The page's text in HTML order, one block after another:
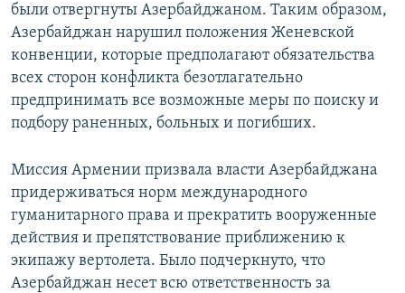
были отвергнуты Азербайджаном. Таким образом,
Азербайджан нарушил положения Женевской
конвенции, которые предполагают обязательства
всех сторон конфликта безотлагательно
предпринимать все возможные меры по поиску и
подбору раненных, больных и погибших.
Миссия Армении призвала власти Азербайджана
придерживаться норм международного
гуманитарного права и прекратить вооруженные
действия и препятствование приближению к
экипажу вертолета. Было подчеркнуто, что
Азербайджан несет всю ответственность за